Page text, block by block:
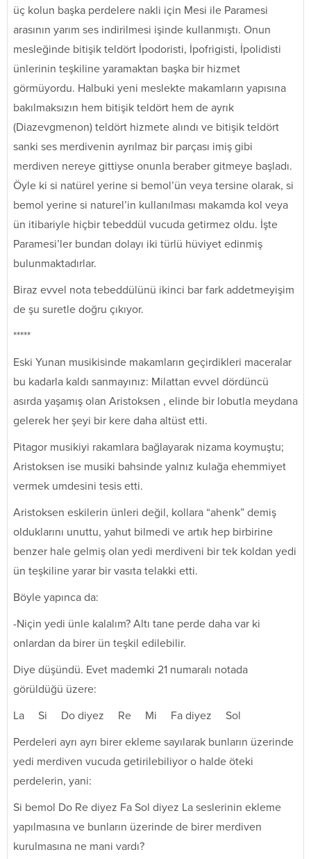
üç kolun başka perdelere nakli için Mesi ile Paramesi
arasının yarım ses indirilmesi işinde kullanmıştı. Onun
mesleğinde bitişik teldört İpodoristi, İpofrigisti, İpolidisti
ünlerinin teşkiline yaramaktan başka bir hizmet
görmüyordu. Halbuki yeni meslekte makamların yapısına
bakılmaksızın hem bitişik teldört hem de ayrık
(Diazevgmenon) teldört hizmete alındı ve bitişik teldört
sanki ses merdivenin ayrılmaz bir parçası imiş gibi
merdiven nereye gittiyse onunla beraber gitmeye başladı.
Öyle ki si natürel yerine si bemol’ün veya tersine olarak, si
bemol yerine si naturel’in kullanılması makamda kol veya
ün itibariyle hiçbir tebeddül vucuda getirmez oldu. İşte
Paramesi’ler bundan dolayı iki türlü hüviyet edinmiş
bulunmaktadırlar.
Biraz evvel nota tebeddülünü ikinci bar fark addetmeyişim
de şu suretle doğru çıkıyor.
*****
Eski Yunan musikisinde makamların geçirdikleri maceralar
bu kadarla kaldı sanmayınız: Milattan evvel dördüncü
asırda yaşamış olan Aristoksen , elinde bir lobutla meydana
gelerek her şeyi bir kere daha altüst etti.
Pitagor musikiyi rakamlara bağlayarak nizama koymuştu;
Aristoksen ise musiki bahsinde yalnız kulağa ehemmiyet
vermek umdesini tesis etti.
Aristoksen eskilerin ünleri değil, kollara “ahenk” demiş
olduklarını unuttu, yahut bilmedi ve artık hep birbirine
benzer hale gelmiş olan yedi merdiveni bir tek koldan yedi
ün teşkiline yarar bir vasıta telakki etti.
Böyle yapınca da:
-Niçin yedi ünle kalalım? Altı tane perde daha var ki
onlardan da birer ün teşkil edilebilir.
Diye düşündü. Evet mademki 21 numaralı notada
görüldüğü üzere:
La Si Do diyez Re Mi Fa diyez Sol
Perdeleri ayrı ayrı birer ekleme sayılarak bunların üzerinde
yedi merdiven vucuda getirilebiliyor o halde öteki
perdelerin, yani:
Si bemol Do Re diyez Fa Sol diyez La seslerinin ekleme
yapılmasına ve bunların üzerinde de birer merdiven
kurulmasına ne mani vardı?